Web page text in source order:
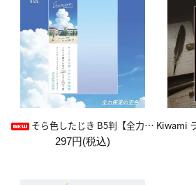
そら色したじき B5判【全力疾走の空色】
297円(税込)